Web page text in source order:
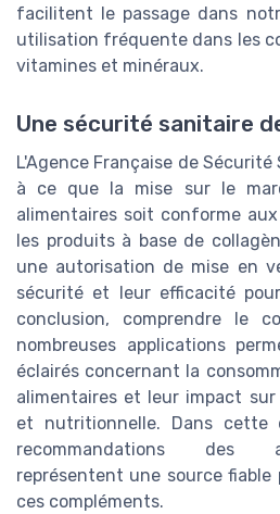
facilitent le passage dans
utilisation fréquente dans les
vitamines et minéraux.
Une sécurité sanitaire
L'Agence Française de Sécurité
à ce que la mise sur le
alimentaires soit conforme
les produits à base de
une autorisation de mise en
sécurité et leur efficacité
conclusion, comprendre le
nombreuses applications
éclairés concernant la
alimentaires et leur impact
et nutritionnelle. Dans cette
recommandations des
représentent une source
ces compléments.